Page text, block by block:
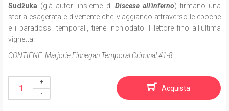
Sudžuka (già autori insieme di Discesa all'inferno) firmano una
storia esagerata e divertente che, viaggiando attraverso le epoche
e i paradossi temporali, tiene inchiodato il lettore fino all’ultima
vignetta.
CONTIENE:Marjorie Finnegan Temporal Criminal #1-8
Acquista